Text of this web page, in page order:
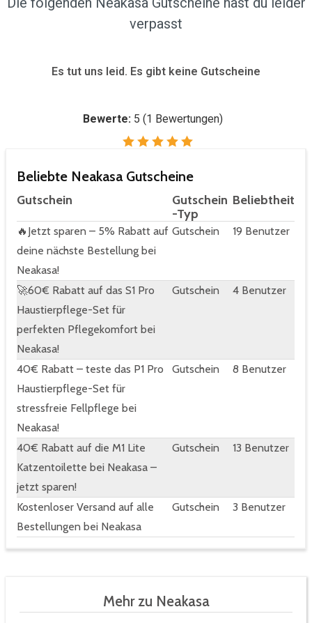
verpasst
Es tut uns leid. Es gibt keine Gutscheine
Bewerte: 5 (1 Bewertungen)
Beliebte Neakasa Gutscheine
Gutschein
Gutschein
-Typ
Beliebtheit
🔥Jetzt sparen – 5% Rabatt auf
deine nächste Bestellung bei
Neakasa!
Gutschein 19 Benutzer
🚀60€ Rabatt auf das S1 Pro
Haustierpflege-Set für
perfekten Pflegekomfort bei
Neakasa!
Gutschein 4 Benutzer
40€ Rabatt – teste das P1 Pro
Haustierpflege-Set für
stressfreie Fellpflege bei
Neakasa!
Gutschein 8 Benutzer
40€ Rabatt auf die M1 Lite
Katzentoilette bei Neakasa –
jetzt sparen!
Gutschein 13 Benutzer
Kostenloser Versand auf alle
Bestellungen bei Neakasa
Gutschein 3 Benutzer
Mehr zu Neakasa